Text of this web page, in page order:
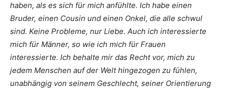
haben, als es sich für mich anfühlte. Ich habe einen
Bruder, einen Cousin und einen Onkel, die alle schwul
sind. Keine Probleme, nur Liebe. Auch ich interessierte
mich für Männer, so wie ich mich für Frauen
interessierte. Ich behalte mir das Recht vor, mich zu
jedem Menschen auf der Welt hingezogen zu fühlen,
unabhängig von seinem Geschlecht, seiner Orientierung